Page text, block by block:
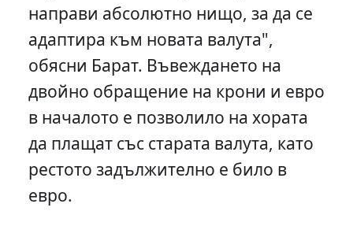
направи абсолютно нищо, за да се
адаптира към новата валута",
обясни Барат. Въвеждането на
двойно обращение на крони и евро
в началото е позволило на хората
да плащат със старата валута, като
рестото задължително е било в
евро.